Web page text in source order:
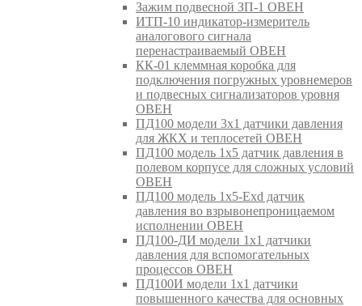
Зажим подвесной ЗП-1 ОВЕН
ИТП-10 индикатор-измеритель
аналогового сигнала
перенастраиваемый ОВЕН
КК-01 клеммная коробка для
подключения погружных уровнемеров
и подвесных сигнализаторов уровня
ОВЕН
ПД100 модели 3х1 датчики давления
для ЖКХ и теплосетей ОВЕН
ПД100 модель 1х5 датчик давления в
полевом корпусе для сложных условий
ОВЕН
ПД100 модель 1х5-Exd датчик
давления во взрывонепроницаемом
исполнении ОВЕН
ПД100-ДИ модели 1х1 датчики
давления для вспомогательных
процессов ОВЕН
ПД100И модели 1х1 датчики
повышенного качества для основных